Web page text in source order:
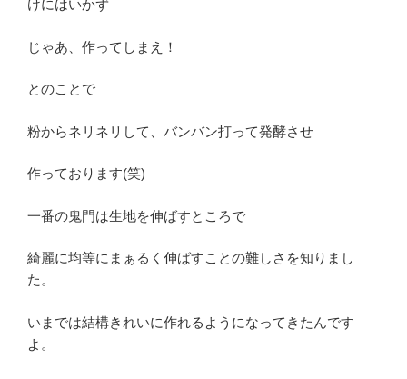
けにはいかず
じゃあ、作ってしまえ！
とのことで
粉からネリネリして、バンバン打って発酵させ
作っております(笑)
一番の鬼門は生地を伸ばすところで
綺麗に均等にまぁるく伸ばすことの難しさを知りまし
た。
いまでは結構きれいに作れるようになってきたんです
よ。